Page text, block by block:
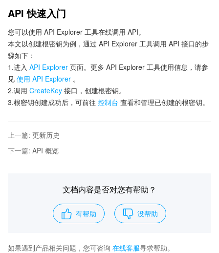
API 快速入门
您可以使用 API Explorer 工具在线调用 API。
本文以创建根密钥为例，通过 API Explorer 工具调用 API 接口的步
骤如下：
1.进入 API Explorer 页面。更多 API Explorer 工具使用信息，请参
见 使用 API Explorer 。
2.调用 CreateKey 接口，创建根密钥。
3.根密钥创建成功后，可前往 控制台 查看和管理已创建的根密钥。
上一篇: 更新历史
下一篇: API 概览
文档内容是否对您有帮助？
有帮助 没帮助
如果遇到产品相关问题，您可咨询 在线客服寻求帮助。